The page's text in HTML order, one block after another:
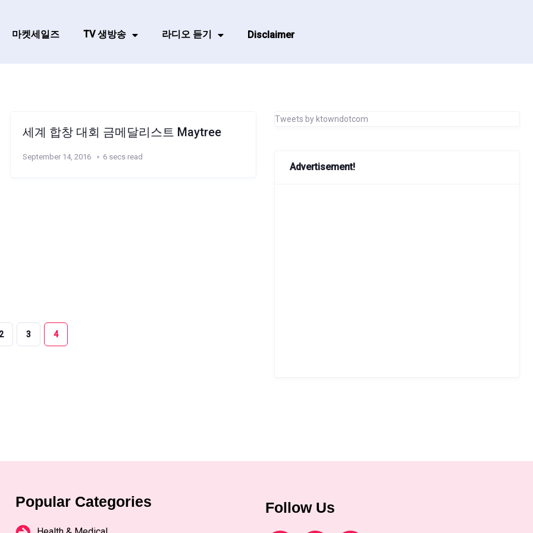
마켓세일즈 TV 생방송 라디오 듣기 Disclaimer
세계 합창 대회 금메달리스트 Maytree
September 14, 2016 6 secs read
3 4
Tweets by ktowndotcom
Advertisement!
Popular Categories Follow Us